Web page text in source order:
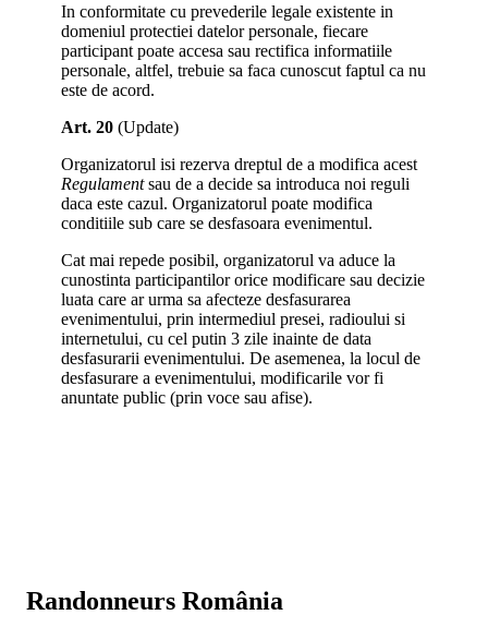
In conformitate cu prevederile legale existente in
domeniul protectiei datelor personale, fiecare
participant poate accesa sau rectifica informatiile
personale, altfel, trebuie sa faca cunoscut faptul ca nu
este de acord.
Art. 20 (Update)
Organizatorul isi rezerva dreptul de a modifica acest
Regulamentsau de a decide sa introduca noi reguli
daca este cazul. Organizatorul poate modifica
conditiile sub care se desfasoara evenimentul.
Cat mai repede posibil, organizatorul va aduce la
cunostinta participantilor orice modificare sau decizie
luata care ar urma sa afecteze desfasurarea
evenimentului, prin intermediul presei, radioului si
internetului, cu cel putin 3 zile inainte de data
desfasurarii evenimentului. De asemenea, la locul de
desfasurare a evenimentului, modificarile vor fi
anuntate public (prin voce sau afise).
Randonneurs România